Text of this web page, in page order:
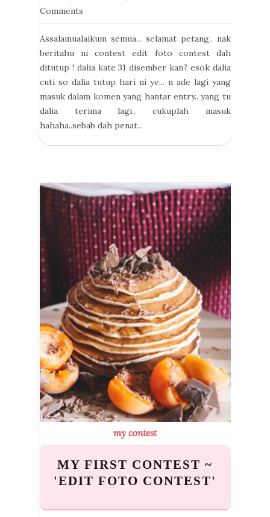
Comments
Assalamualaikum semua... selamat petang.. nak
beritahu ni contest edit foto contest dah
ditutup ! dalia kate 31 disember kan? esok dalia
cuti so dalia tutup hari ni ye... n ade lagi yang
masuk dalam komen yang hantar entry.. yang tu
dalia terima lagi.. cukuplah masuk
hahaha..sebab dah penat...
my contest
MY FIRST CONTEST ~
'EDIT FOTO CONTEST'